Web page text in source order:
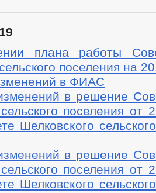
плана работы
поселения на
в ФИАС
в решение
поселения от
Шелковского
в решение
поселения от
Шелковского